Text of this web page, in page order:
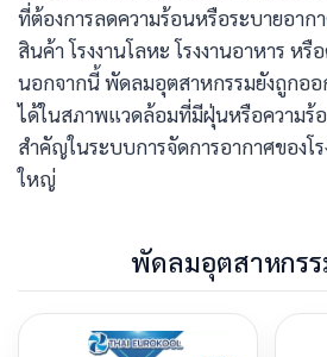
ที่ต้องการลดความร้อนหรือระบายอาก
สินค้า โรงงานโลหะ โรงงานอาหาร ห
นอกจากนี้ พัดลมอุตสาหกรรมยังถูกออ
ได้ในสภาพแวดล้อมที่มีฝุ่นหรือความร้
สำคัญในระบบการจัดการอากาศของโ
ใหญ่
พัดลมอุตสาหกร